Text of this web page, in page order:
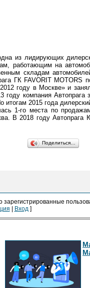
из лидирующих
работающим на
складам
ГК FAVORIT
году в Москве» и
году компания
2015 года
1-го места по
В 2018 году
Поделиться…
зарегистрированные
| Вход ]